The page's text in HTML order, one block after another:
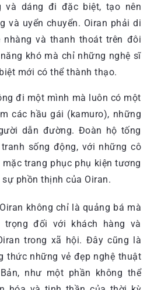
và dáng đi đặc biệt, tạo nên
và uyển chuyển. Oiran phải di
nhàng và thanh thoát trên đôi
khó mà chỉ những nghệ sĩ
mới có thể thành thạo.
đi một mình mà luôn có một
các hầu gái (kamuro), những
dẫn đường. Đoàn hộ tống
sống động, với những cô
trang phục phụ kiện tương
phồn thịnh của Oiran.
không chỉ là quảng bá mà
đối với khách hàng và
trong xã hội. Đây cũng là
thức những vẻ đẹp nghệ thuật
như một phần không thể